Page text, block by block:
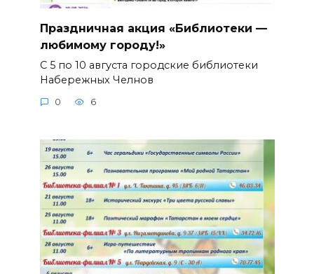
Праздничная акция «Библиотеки —
любимому городу!»
С 5 по 10 августа городские библиотеки
Набережных Челнов
0 6